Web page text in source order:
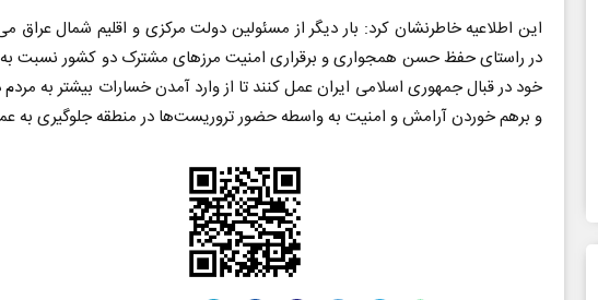
این اطلاعیه خاطرنشان کرد: بار دیگر از مسئولین دولت مرکزی و اقلیم شمال عراق
در راستای حفظ حسن همجواری و برقراری امنیت مرزهای مشترک دو کشور نسبت
خود در قبال جمهوری اسلامی ایران عمل کنند تا از وارد آمدن خسارات بیشتر به
و برهم خوردن آرامش و امنیت به واسطه حضور تروریست‌ها در منطقه جلوگیری به
حکایت یک تاریخ و دو زندگی
نرگس خانعلی‌زاده - روزنامه‌نگار